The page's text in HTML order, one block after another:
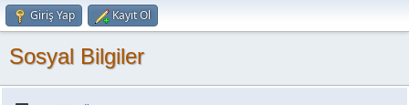
Giriş Yap Kayıt Ol
Sosyal Bilgiler